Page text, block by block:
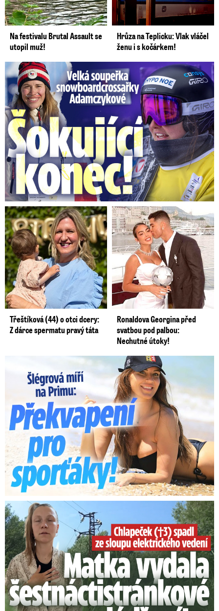
Na festivalu Brutal Assault se
utopil muž!
Hrůza na Teplicku: Vlak vláčel
ženu i s kočárkem!
Velká soupeřka Adamczykové: Šokující konec!
Třeštíková (44) o otci dcery:
Z dárce spermatu pravý táta
Ronaldova Georgina před
svatbou pod palbou:
Nechutné útoky!
Lucie Šlégrová míří na Primu. Překvapení pro sporťáky!
Smrtelný pád chlapce: Matka vydala vyjádření na 16 stran